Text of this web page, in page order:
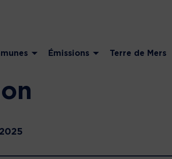
Émissions Terre de Mers